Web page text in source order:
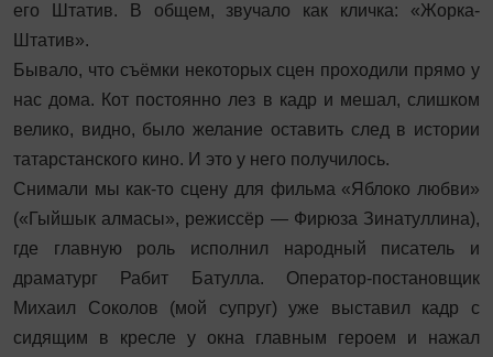
его Штатив. В общем, звучало как кличка: «Жорка-
Штатив».
Бывало, что съёмки некоторых сцен проходили прямо у
нас дома. Кот постоянно лез в кадр и мешал, слишком
велико, видно, было желание оставить след в истории
татарстанского кино. И это у него получилось.
Снимали мы как-то сцену для фильма «Яблоко любви»
(«Гыйшык алмасы», режиссёр — Фирюза Зинатуллина),
где главную роль исполнил народный писатель и
драматург Рабит Батулла. Оператор-постановщик
Михаил Соколов (мой супруг) уже выставил кадр с
сидящим в кресле у окна главным героем и нажал